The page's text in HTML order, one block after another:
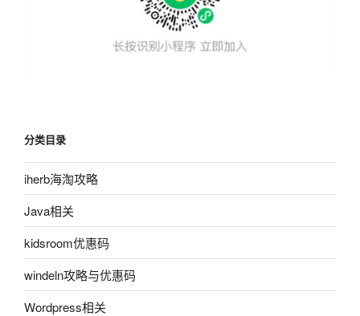
分类目录
iherb海淘攻略
Java相关
kidsroom优惠码
windeln攻略与优惠码
Wordpress相关